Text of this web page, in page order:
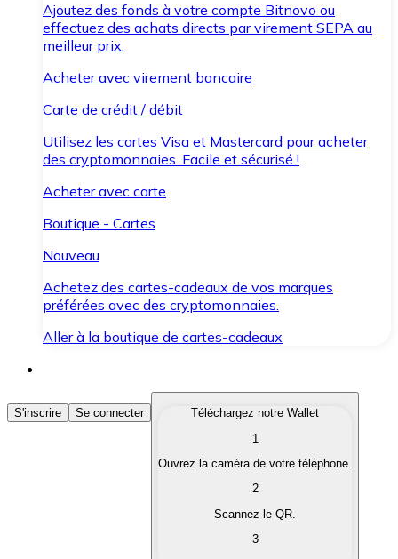
Ajoutez des fonds à votre compte Bitnovo ou
effectuez des achats directs par virement SEPA au
meilleur prix.
Acheter avec virement bancaire
Carte de crédit / débit
Utilisez les cartes Visa et Mastercard pour acheter
des cryptomonnaies. Facile et sécurisé !
Acheter avec carte
Boutique - Cartes
Nouveau
Achetez des cartes-cadeaux de vos marques
préférées avec des cryptomonnaies.
Aller à la boutique de cartes-cadeaux
Acheter des Cryptomonnaies
Achetez les cryptomonnaies qui vous intéressent
Convertissez vos cryptomonnaies en monnaie
S'inscrire Se connecter
Téléchargez notre Wallet
1
Ouvrez la caméra de votre téléphone.
2
Scannez le QR.
3